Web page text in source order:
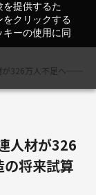
を提供するた
クリックする
ーの使用に同
が326万人不足へ──
人材が326
将来試算